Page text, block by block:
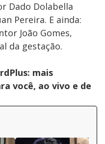
Dado Dolabella
Pereira. E ainda:
João Gomes,
da gestação.
mais
você, ao vivo e de